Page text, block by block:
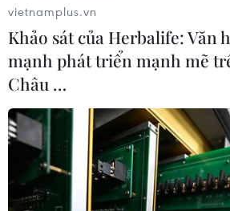
vietnamplus.vn
Khảo sát của Herbalife: Văn
mạnh phát triển mạnh mẽ
Châu …